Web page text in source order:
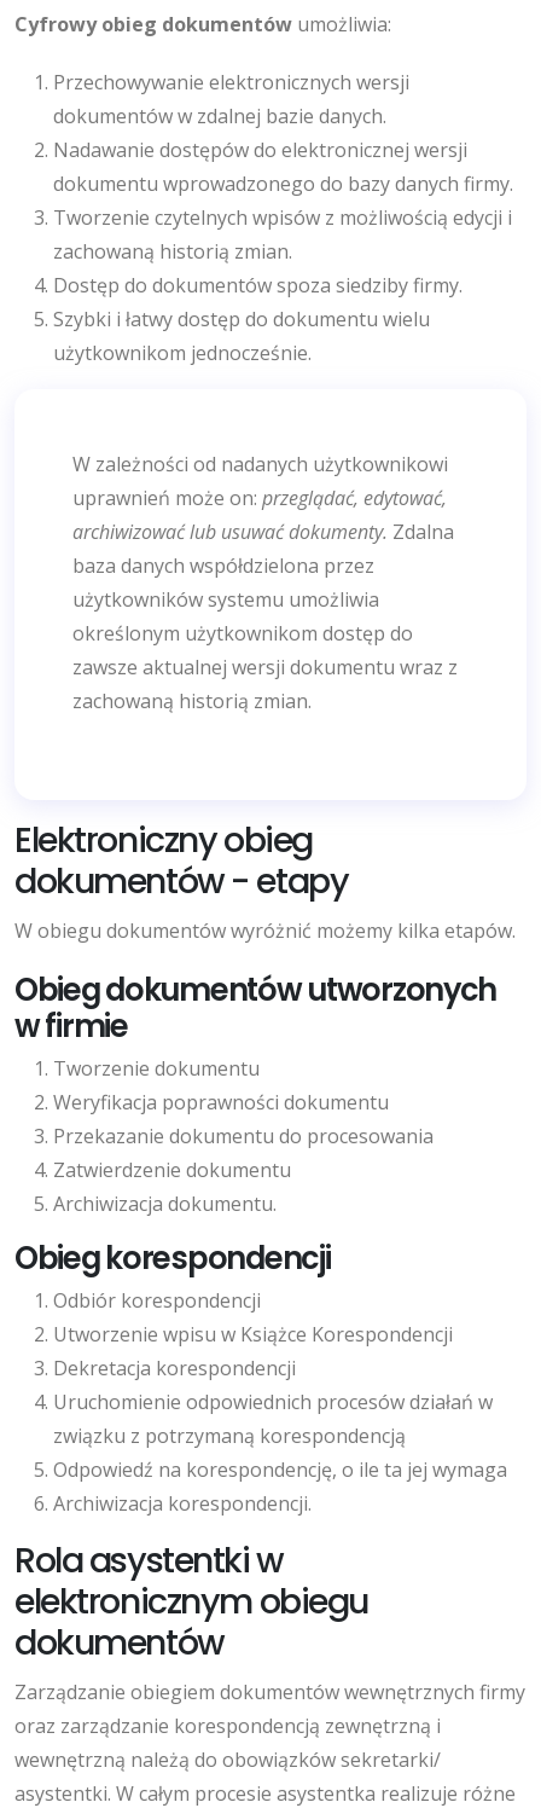
Cyfrowy obieg dokumentów umożliwia:
Przechowywanie elektronicznych wersji
dokumentów w zdalnej bazie danych.
Nadawanie dostępów do elektronicznej wersji
dokumentu wprowadzonego do bazy danych firmy.
Tworzenie czytelnych wpisów z możliwością edycji i
zachowaną historią zmian.
Dostęp do dokumentów spoza siedziby firmy.
Szybki i łatwy dostęp do dokumentu wielu
użytkownikom jednocześnie.
W zależności od nadanych użytkownikowi
uprawnień może on: przeglądać, edytować,
archiwizować lub usuwać dokumenty. Zdalna
baza danych współdzielona przez
użytkowników systemu umożliwia
określonym użytkownikom dostęp do
zawsze aktualnej wersji dokumentu wraz z
zachowaną historią zmian.
Elektroniczny obieg
dokumentów - etapy
W obiegu dokumentów wyróżnić możemy kilka etapów.
Obieg dokumentów utworzonych
w firmie
Tworzenie dokumentu
Weryfikacja poprawności dokumentu
Przekazanie dokumentu do procesowania
Zatwierdzenie dokumentu
Archiwizacja dokumentu.
Obieg korespondencji
Odbiór korespondencji
Utworzenie wpisu w Książce Korespondencji
Dekretacja korespondencji
Uruchomienie odpowiednich procesów działań w
związku z potrzymaną korespondencją
Odpowiedź na korespondencję, o ile ta jej wymaga
Archiwizacja korespondencji.
Rola asystentki w
elektronicznym obiegu
dokumentów
Zarządzanie obiegiem dokumentów wewnętrznych firmy
oraz zarządzanie korespondencją zewnętrzną i
wewnętrzną należą do obowiązków sekretarki/
asystentki. W całym procesie asystentka realizuje różne